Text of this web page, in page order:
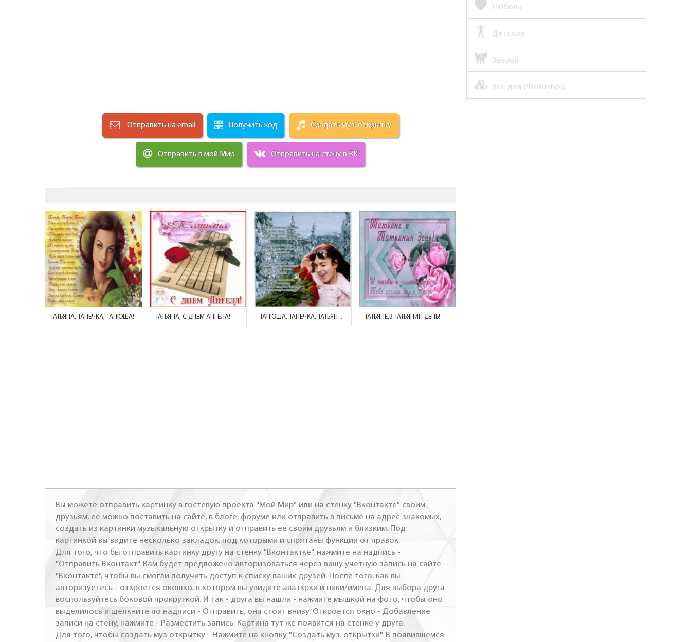
Отправить на email Получить код Создать муз. открытку
Отправить в мой Мир Отправить на стену в ВК
ТАТЬЯНА, ТАНЕЧКА, ТАНЮША! ТАТЬЯНА, С ДНЕМ АНГЕЛА! ТАНЮША, ТАНЕЧКА, ТАТЬЯНА - ТВЕРЖУ Я ИМЯ НЕУСТАННО ТАТЬЯНЕ,В ТАТЬЯНИН ДЕНЬ!
Вы можете отправить картинку в гостевую проекта "Мой Мир" или на стенку "Вконтакте" своим
друзьям, ее можно поставить на сайте, в блоге, форуме или отправить в письме на адрес знакомых,
создать из картинки музыкальную открытку и отправить ее своим друзьям и близким. Под
картинкой вы видите несколько закладок, под которыми и спрятаны функции от правок.
Для того, что бы отправить картинку другу на стенку "Вконтактке", нажмите на надпись -
"Отправить Вконтакт". Вам будет предложено авторизоваться через вашу учетную запись на сайте
"Вконтакте", чтобы вы смогли получить доступ к списку ваших друзей. После того, как вы
авторизуетесь - откроется окошко, в котором вы увидите аваткрки и ники/имена. Для выбора друга
воспользуйтесь боковой прокруткой. И так - друга вы нашли - нажмите мышкой на фото, чтобы оно
выделилось и щелкните по надписи - Отправить, она стоит внизу. Откроется окно - Добавление
записи на стену, нажмите - Разместить запись. Картина тут же появится на стенке у друга.
Для того, чтобы создать муз открытку - Нажмите на кнопку "Создать муз. открытки". В появившемся
Любовь
Детское
Зверьё
Все для Photoshop